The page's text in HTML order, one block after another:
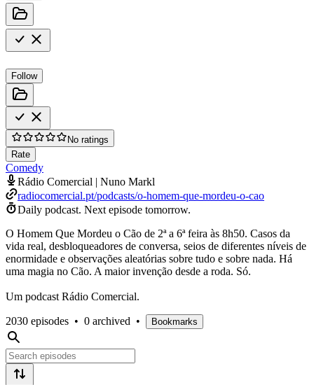
Follow
No ratings
Rate
Comedy
Rádio Comercial | Nuno Markl
radiocomercial.pt/podcasts/o-homem-que-mordeu-o-cao
Daily podcast. Next episode tomorrow.
O Homem Que Mordeu o Cão de 2ª a 6ª feira às 8h50. Casos da
vida real, desbloqueadores de conversa, seios de diferentes níveis de
enormidade e observações aleatórias sobre tudo e sobre nada. Há
uma magia no Cão. A maior invenção desde a roda. Só.
Um podcast Rádio Comercial.
2030 episodes • 0 archived • Bookmarks